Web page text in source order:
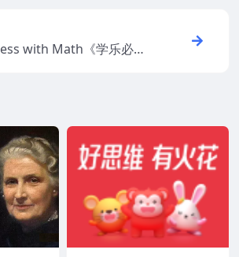
with Math《学乐必赢